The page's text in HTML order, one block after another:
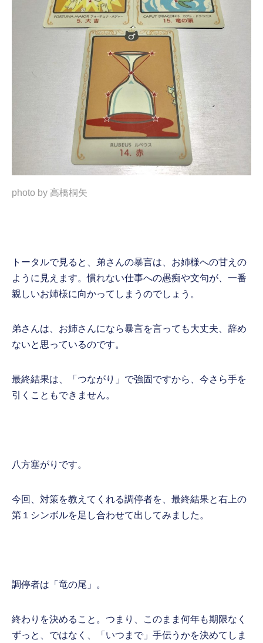
photo by 高橋桐矢
トータルで見ると、弟さんの暴言は、お姉様への甘えの
ように見えます。慣れない仕事への愚痴や文句が、一番
親しいお姉様に向かってしまうのでしょう。
弟さんは、お姉さんになら暴言を言っても大丈夫、辞め
ないと思っているのです。
最終結果は、「つながり」で強固ですから、今さら手を
引くこともできません。
八方塞がりです。
今回、対策を教えてくれる調停者を、最終結果と右上の
第１シンボルを足し合わせて出してみました。
調停者は「竜の尾」。
終わりを決めること。つまり、このまま何年も期限なく
ずっと、ではなく、「いつまで」手伝うかを決めてしま